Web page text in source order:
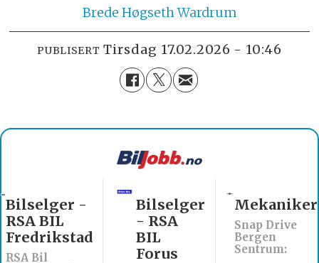
Brede Høgseth Wardrum
PUBLISERT tirsdag 17.02.2026 - 10:46
Bilselger
- RSA
BIL
Forus
Snap Drive
Bergen
Sentrum:
Mekaniker
Billakkerer
søkes til
Werksta
Åsane